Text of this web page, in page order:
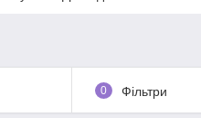
0 Фільтри